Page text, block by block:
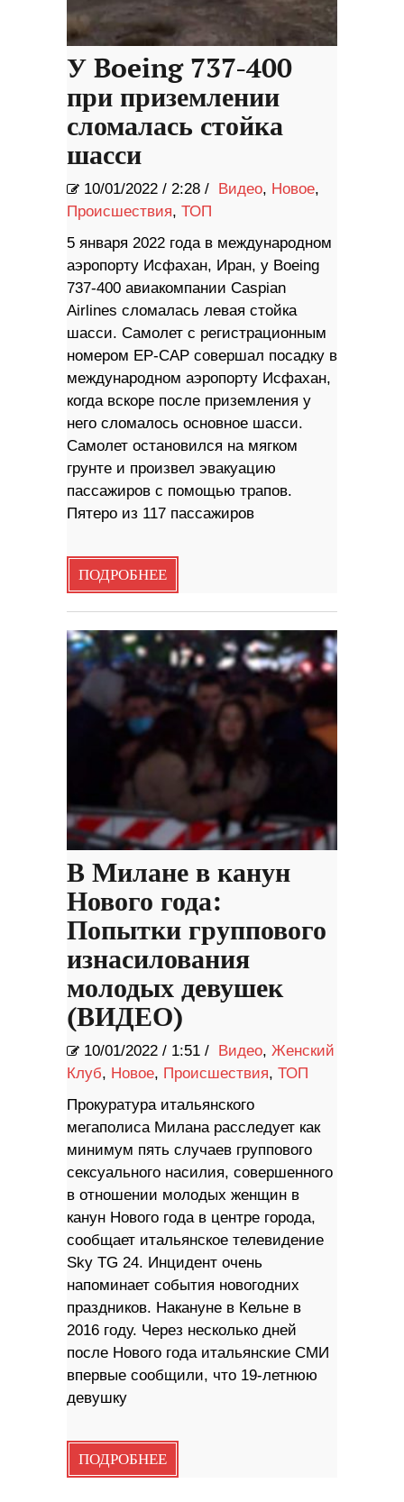
У Boeing 737-400
при приземлении
сломалась стойка
шасси
10/01/2022 / 2:28 / Видео, Новое,
Происшествия, ТОП
5 января 2022 года в международном
аэропорту Исфахан, Иран, у Boeing
737-400 авиакомпании Caspian
Airlines сломалась левая стойка
шасси. Самолет с регистрационным
номером EP-CAP совершал посадку в
международном аэропорту Исфахан,
когда вскоре после приземления у
него сломалось основное шасси.
Самолет остановился на мягком
грунте и произвел эвакуацию
пассажиров с помощью трапов.
Пятеро из 117 пассажиров
ПОДРОБНЕЕ
В Милане в канун
Нового года:
Попытки группового
изнасилования
молодых девушек
(ВИДЕО)
10/01/2022 / 1:51 / Видео, Женский
Клуб, Новое, Происшествия, ТОП
Прокуратура итальянского
мегаполиса Милана расследует как
минимум пять случаев группового
сексуального насилия, совершенного
в отношении молодых женщин в
канун Нового года в центре города,
сообщает итальянское телевидение
Sky TG 24. Инцидент очень
напоминает события новогодних
праздников. Накануне в Кельне в
2016 году. Через несколько дней
после Нового года итальянские СМИ
впервые сообщили, что 19-летнюю
девушку
ПОДРОБНЕЕ